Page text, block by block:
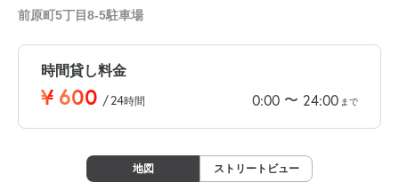
前原町5丁目8-5駐車場
時間貸し料金
¥ 600 /24時間 0:00 〜 24:00 まで
地図 ストリートビュー